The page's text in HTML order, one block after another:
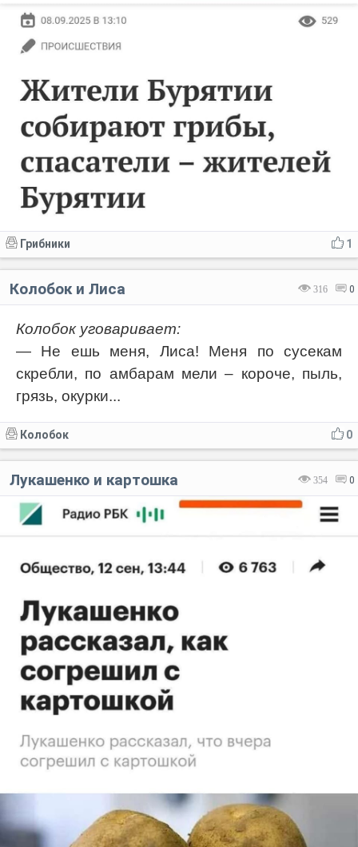
1
Грибники
316 0
Колобок и Лиса
Колобок уговаривает:
— Не ешь меня, Лиса! Меня по сусекам
скребли, по амбарам мели – короче, пыль,
грязь, окурки...
0
Колобок
354 0
Лукашенко и картошка